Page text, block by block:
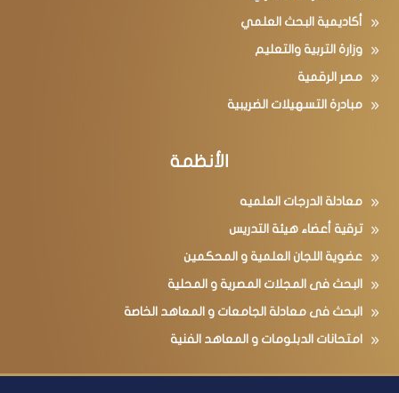
أكاديمية البحث العلمي
وزارة التربية والتعليم
مصر الرقمية
مبادرة التسهيلات الضريبية
الأنظمة
معادلة الدرجات العلميه
ترقية أعضاء هيئة التدريس
عضوية اللجان العلمية و المحكمين
البحث فى المجلات المصرية و المحلية
البحث فى معادلة الجامعات و المعاهد الخاصة
امتحانات الدبلومات و المعاهد الفنية